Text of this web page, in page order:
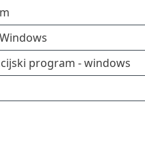
program - windows